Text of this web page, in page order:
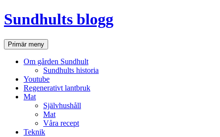
Hoppa
till
Sundhults blogg
SökPrimär meny
Om gården Sundhult
Sundhults historia
Youtube
Regenerativt lantbruk
Mat
Självhushåll
Mat
Våra recept
Teknik